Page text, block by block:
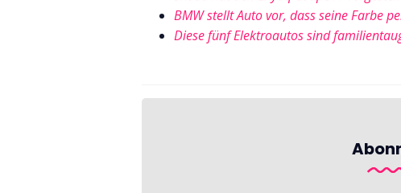
BMW stellt Auto vor, dass seine Farbe
Diese fünf Elektroautos sind